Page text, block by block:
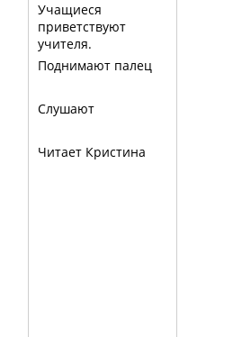
Учащиеся
приветствуют
учителя.
Поднимают палец
Слушают
Читает Кристина